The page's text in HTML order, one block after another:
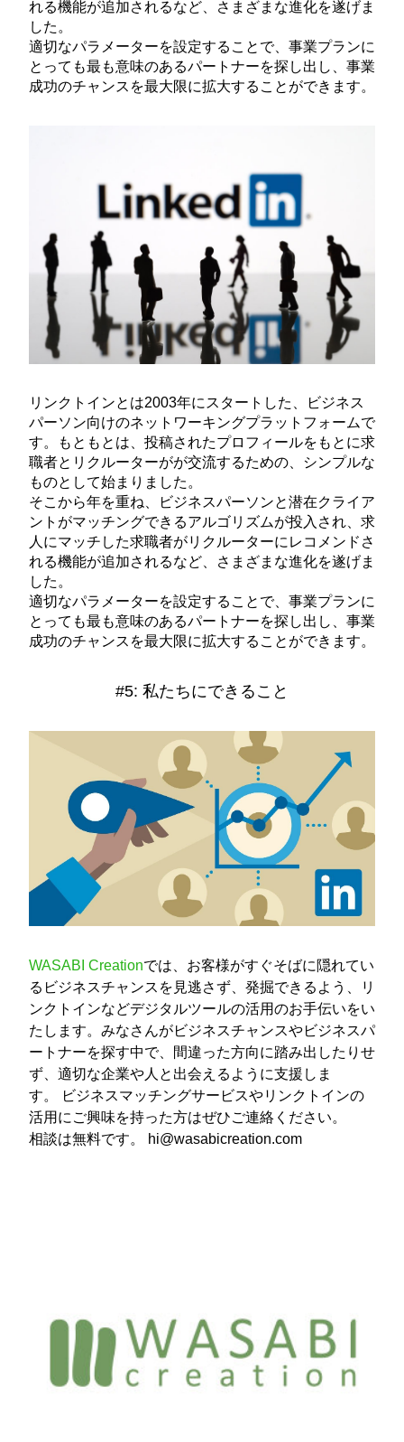
れる機能が追加されるなど、さまざまな進化を遂げま
した。
適切なパラメーターを設定することで、事業プランに
とっても最も意味のあるパートナーを探し出し、事業
成功のチャンスを最大限に拡大することができます。
リンクトインとは2003年にスタートした、ビジネス
パーソン向けのネットワーキングプラットフォームで
す。もともとは、投稿されたプロフィールをもとに求
職者とリクルーターがが交流するための、シンプルな
ものとして始まりました。
そこから年を重ね、ビジネスパーソンと潜在クライア
ントがマッチングできるアルゴリズムが投入され、求
人にマッチした求職者がリクルーターにレコメンドさ
れる機能が追加されるなど、さまざまな進化を遂げま
した。
適切なパラメーターを設定することで、事業プランに
とっても最も意味のあるパートナーを探し出し、事業
成功のチャンスを最大限に拡大することができます。
#5: 私たちにできること
WASABI Creationでは、お客様がすぐそばに隠れてい
るビジネスチャンスを見逃さず、発掘できるよう、リ
ンクトインなどデジタルツールの活用のお手伝いをい
たします。みなさんがビジネスチャンスやビジネスパ
ートナーを探す中で、間違った方向に踏み出したりせ
ず、適切な企業や人と出会えるように支援しま
す。 ビジネスマッチングサービスやリンクトインの
活用にご興味を持った方はぜひご連絡ください。
相談は無料です。 hi@wasabicreation.com